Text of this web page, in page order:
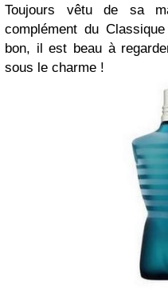
Toujours vêtu de sa
complément du
bon, il est beau à
sous le charme !